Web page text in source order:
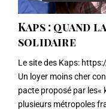
Kaps : quand
solidaire
Le site des Kaps:
Un loyer moins cher
pacte proposé par les«
plusieurs métropoles